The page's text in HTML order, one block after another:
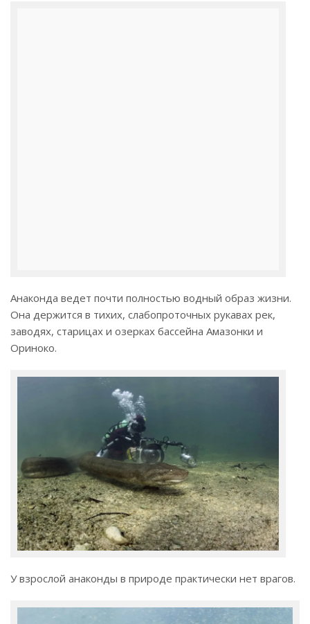
Анаконда ведет почти полностью водный образ жизни.
Она держится в тихих, слабопроточных рукавах рек,
заводях, старицах и озерках бассейна Амазонки и
Ориноко.
У взрослой анаконды в природе практически нет врагов.